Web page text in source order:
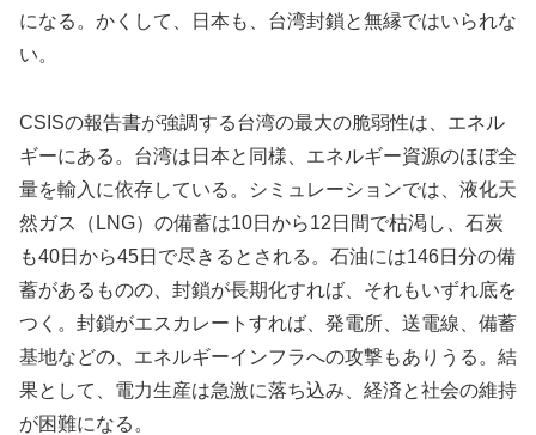
になる。かくして、日本も、台湾封鎖と無縁ではいられな
い。
CSISの報告書が強調する台湾の最大の脆弱性は、エネル
ギーにある。台湾は日本と同様、エネルギー資源のほぼ全
量を輸入に依存している。シミュレーションでは、液化天
然ガス（LNG）の備蓄は10日から12日間で枯渇し、石炭
も40日から45日で尽きるとされる。石油には146日分の備
蓄があるものの、封鎖が長期化すれば、それもいずれ底を
つく。封鎖がエスカレートすれば、発電所、送電線、備蓄
基地などの、エネルギーインフラへの攻撃もありうる。結
果として、電力生産は急激に落ち込み、経済と社会の維持
が困難になる。